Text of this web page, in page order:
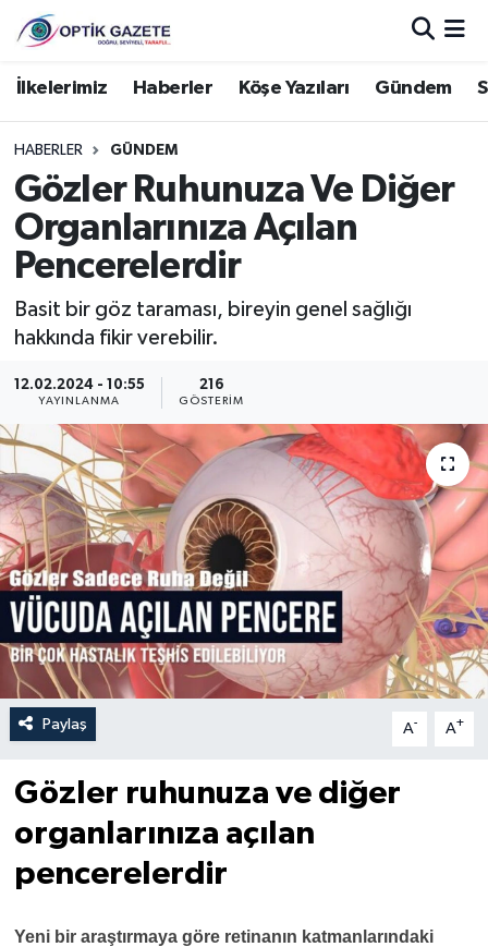
İlkelerimiz Haberler Köşe Yazıları Gündem
HABERLER GÜNDEM
Gözler Ruhunuza Ve Diğer
Organlarınıza Açılan
Pencerelerdir
Basit bir göz taraması, bireyin genel sağlığı
hakkında fikir verebilir.
12.02.2024 - 10:55
YAYINLANMA
216
GÖSTERIM
Paylaş A- A+
Gözler ruhunuza ve diğer
organlarınıza açı lan
pencerelerdir
Yeni bir araştırmaya göre retinanın katmanlarındaki
Nöbetçi Eczaneler
Hava Durumu
İstanbul Namaz Vakitleri
Trafik Durumu
Süper Lig Puan Durumu ve Fikstür
Haber Arşivi